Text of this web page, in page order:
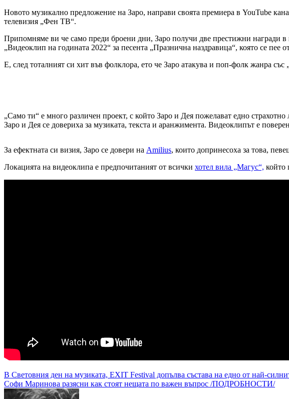
Новото музикално предложение на Заро, направи своята премиера в YouTube
телевизия „Фен ТВ“.
Припомняме ви че само преди броени дни, Заро получи две престижни награди в
„Видеоклип на годината 2022“ за песента „Празнична наздравица“, която се пее
Е, след тоталният си хит във фолклора, ето че Заро атакува и поп-фолк жанра
„Само ти“ е много различен проект, с който Заро и Дея пожелават едно
Заро и Дея се довериха за музиката, текста и аранжимента. Видеоклипът е
За ефектната си визия, Заро се довери на Amilius, които допринесоха за това,
Локацията на видеоклипа е предпочитаният от всички хотел вила „Магус“, който
Навигация
В Световния ден на музиката, EXIT Festival допълва състава на едно от най-
Софи Маринова разясни как стоят нещата по важен въпрос /ПОДРОБНОСТИ/